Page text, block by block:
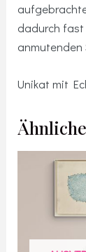
dadurch fast
anmutenden
Unikat mit